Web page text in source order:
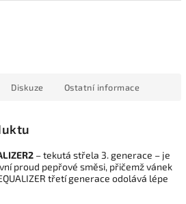
Diskuze Ostatní informace
– tekutá střela 3. generace – je
proud pepřové směsi, přičemž vánek
třetí generace odolává lépe